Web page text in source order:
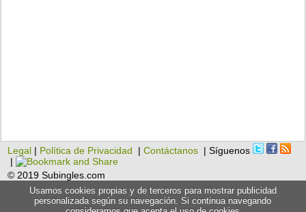
Legal | Política de Privacidad |Contáctanos | Síguenos
|
© 2019 Subingles.com
Usamos cookies propias y de terceros para mostrar publicidad
personalizada según su navegación. Si continua navegando